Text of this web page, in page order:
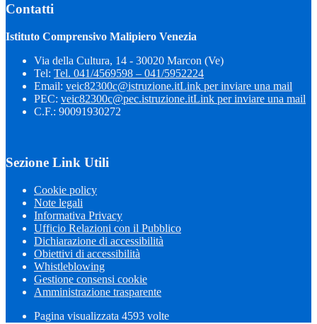
Contatti
Istituto Comprensivo Malipiero Venezia
Via della Cultura, 14 - 30020 Marcon (Ve)
Tel: Tel. 041/4569598 – 041/5952224
Email: veic82300c@istruzione.itLink per inviare una mail
PEC: veic82300c@pec.istruzione.itLink per inviare una mail
C.F.: 90091930272
Sezione Link Utili
Cookie policy
Note legali
Informativa Privacy
Ufficio Relazioni con il Pubblico
Dichiarazione di accessibilità
Obiettivi di accessibilità
Whistleblowing
Gestione consensi cookie
Amministrazione trasparente
Pagina visualizzata 4593 volte